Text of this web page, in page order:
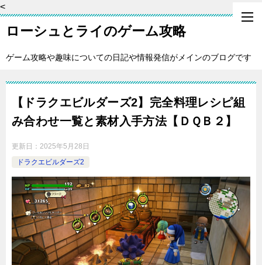
<
ローシュとライのゲーム攻略
ゲーム攻略や趣味についての日記や情報発信がメインのブログです
【ドラクエビルダーズ2】完全料理レシピ組
み合わせ一覧と素材入手方法【ＤＱＢ２】
更新日： 2025年5月28日
ドラクエビルダーズ2